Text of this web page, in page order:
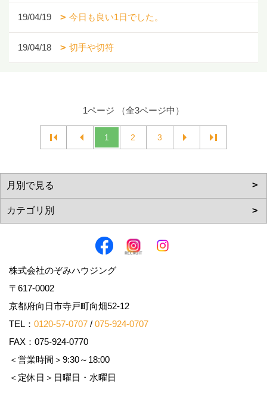
19/04/19 今日も良い1日でした。
19/04/18 切手や切符
1ページ （全3ページ中）
1 2 3
株式会社のぞみハウジング
〒617-0002
京都府向日市寺戸町向畑52-12
TEL： 0120-57-0707 / 075-924-0707
FAX：075-924-0770
＜営業時間＞9:30～18:00
＜定休日＞日曜日・水曜日